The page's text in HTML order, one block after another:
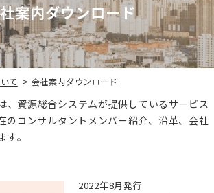
案内ダウンロード
て > 会社案内ダウンロード
、資源総合システムが提供しているサービス
のコンサルタントメンバー紹介、沿革、会社
。
2022年8月発行